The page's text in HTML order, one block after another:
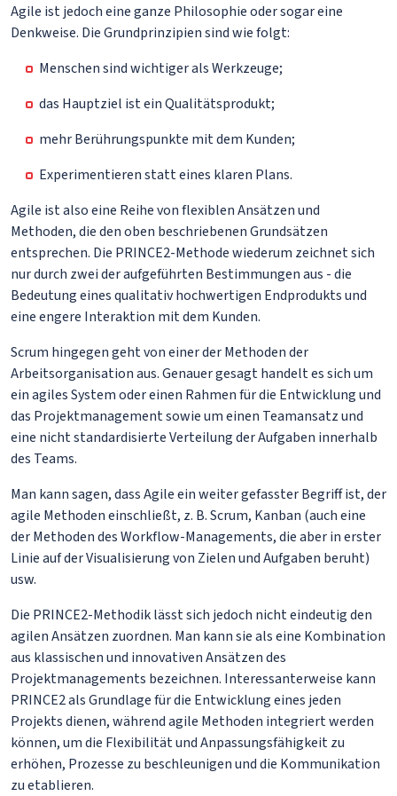
Agile ist jedoch eine ganze Philosophie oder sogar eine
Denkweise. Die Grundprinzipien sind wie folgt:
Menschen sind wichtiger als Werkzeuge;
das Hauptziel ist ein Qualitätsprodukt;
mehr Berührungspunkte mit dem Kunden;
Experimentieren statt eines klaren Plans.
Agile ist also eine Reihe von flexiblen Ansätzen und
Methoden, die den oben beschriebenen Grundsätzen
entsprechen. Die PRINCE2-Methode wiederum zeichnet sich
nur durch zwei der aufgeführten Bestimmungen aus - die
Bedeutung eines qualitativ hochwertigen Endprodukts und
eine engere Interaktion mit dem Kunden.
Scrum hingegen geht von einer der Methoden der
Arbeitsorganisation aus. Genauer gesagt handelt es sich um
ein agiles System oder einen Rahmen für die Entwicklung und
das Projektmanagement sowie um einen Teamansatz und
eine nicht standardisierte Verteilung der Aufgaben innerhalb
des Teams.
Man kann sagen, dass Agile ein weiter gefasster Begriff ist, der
agile Methoden einschließt, z. B. Scrum, Kanban (auch eine
der Methoden des Workflow-Managements, die aber in erster
Linie auf der Visualisierung von Zielen und Aufgaben beruht)
usw.
Die PRINCE2-Methodik lässt sich jedoch nicht eindeutig den
agilen Ansätzen zuordnen. Man kann sie als eine Kombination
aus klassischen und innovativen Ansätzen des
Projektmanagements bezeichnen. Interessanterweise kann
PRINCE2 als Grundlage für die Entwicklung eines jeden
Projekts dienen, während agile Methoden integriert werden
können, um die Flexibilität und Anpassungsfähigkeit zu
erhöhen, Prozesse zu beschleunigen und die Kommunikation
zu etablieren.